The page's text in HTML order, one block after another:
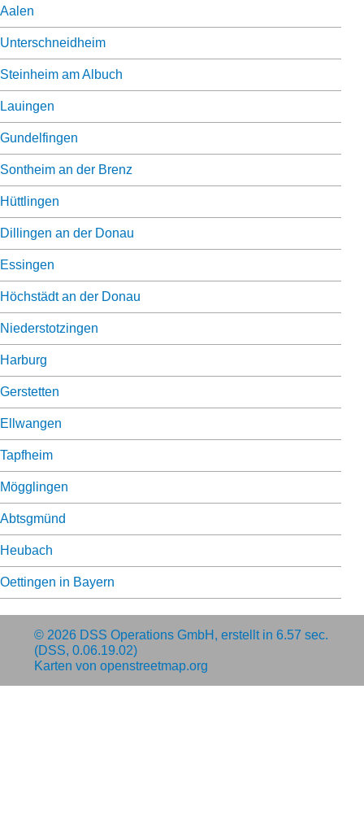
Aalen
Unterschneidheim
Steinheim am Albuch
Lauingen
Gundelfingen
Sontheim an der Brenz
Hüttlingen
Dillingen an der Donau
Essingen
Höchstädt an der Donau
Niederstotzingen
Harburg
Gerstetten
Ellwangen
Tapfheim
Mögglingen
Abtsgmünd
Heubach
Oettingen in Bayern
© 2026 DSS Operations GmbH , erstellt in 6.57 sec.
(DSS, 0.06.19.02)
Karten von openstreetmap.org